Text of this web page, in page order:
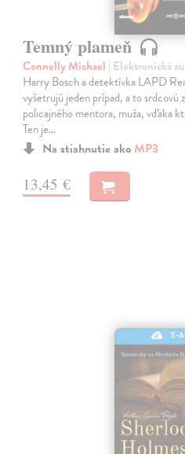
Temný plameň
Connelly Michael | Elektronická
Harry Bosch a detektívka LAPD
vyšetrujú jeden prípad, a to srdcovú
policajného mentora, muža, vďaka
Ten je…
Na stiahnutie ako MP3
13,45 €
E-